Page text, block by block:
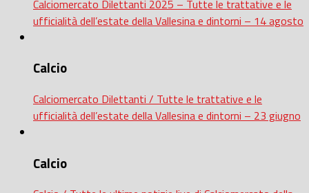
Calciomercato Dilettanti 2025 – Tutte le trattative e le
ufficialità dell’estate della Vallesina e dintorni – 14 agosto
Calcio
Calciomercato Dilettanti / Tutte le trattative e le
ufficialità dell’estate della Vallesina e dintorni – 23 giugno
Calcio